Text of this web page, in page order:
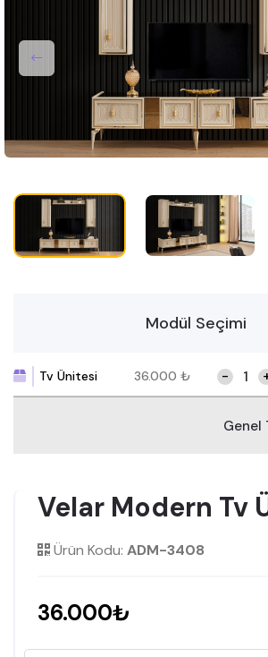
Modül Seçimi
Tv Ünitesi 36.000 ₺ -
Genel
Velar Modern Tv
Ürün Kodu: ADM-3408
36.000₺